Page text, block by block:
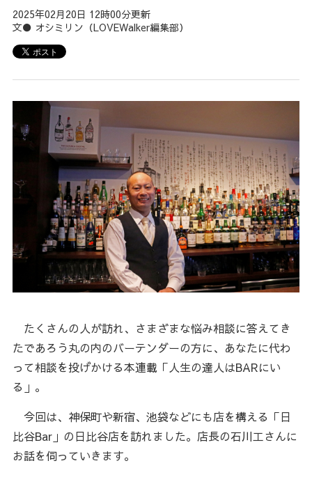
2025年02月20日 12時00分更新
文● オシミリン（LOVEWalker編集部）
たくさんの人が訪れ、さまざまな悩み相談に答えてき
たであろう丸の内のバーテンダーの方に、あなたに代わ
って相談を投げかける本連載「人生の達人はBARにい
る」。
今回は、神保町や新宿、池袋などにも店を構える「日
比谷Bar」の日比谷店を訪れました。店長の石川工さんに
お話を伺っていきます。